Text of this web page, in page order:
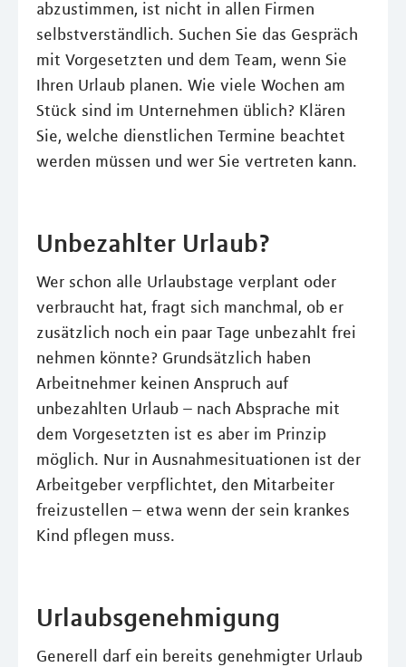
abzustimmen, ist nicht in allen Firmen
selbstverständlich. Suchen Sie das Gespräch
mit Vorgesetzten und dem Team, wenn Sie
Ihren Urlaub planen. Wie viele Wochen am
Stück sind im Unternehmen üblich? Klären
Sie, welche dienstlichen Termine beachtet
werden müssen und wer Sie vertreten kann.
Unbezahlter Urlaub?
Wer schon alle Urlaubstage verplant oder
verbraucht hat, fragt sich manchmal, ob er
zusätzlich noch ein paar Tage unbezahlt frei
nehmen könnte? Grundsätzlich haben
Arbeitnehmer keinen Anspruch auf
unbezahlten Urlaub – nach Absprache mit
dem Vorgesetzten ist es aber im Prinzip
möglich. Nur in Ausnahmesituationen ist der
Arbeitgeber verpflichtet, den Mitarbeiter
freizustellen – etwa wenn der sein krankes
Kind pflegen muss.
Urlaubsgenehmigung
Generell darf ein bereits genehmigter Urlaub